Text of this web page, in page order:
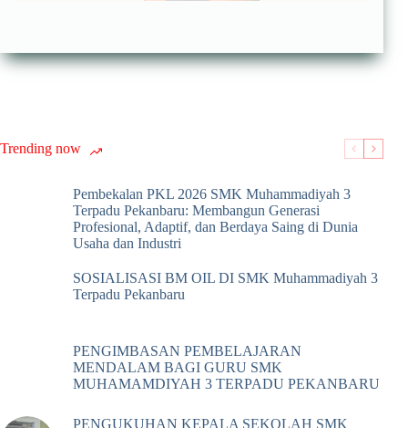
Trending now
Pembekalan PKL 2026 SMK Muhammadiyah 3
Terpadu Pekanbaru: Membangun Generasi
Profesional, Adaptif, dan Berdaya Saing di Dunia
Usaha dan Industri
SOSIALISASI BM OIL DI SMK Muhammadiyah 3
Terpadu Pekanbaru
PENGIMBASAN PEMBELAJARAN
MENDALAM BAGI GURU SMK
MUHAMAMDIYAH 3 TERPADU PEKANBARU
PENGUKUHAN KEPALA SEKOLAH SMK